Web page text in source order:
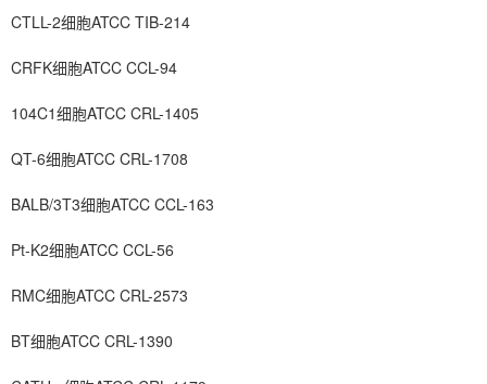
CTLL-2细胞ATCC TIB-214
CRFK细胞ATCC CCL-94
104C1细胞ATCC CRL-1405
QT-6细胞ATCC CRL-1708
BALB/3T3细胞ATCC CCL-163
Pt-K2细胞ATCC CCL-56
RMC细胞ATCC CRL-2573
BT细胞ATCC CRL-1390